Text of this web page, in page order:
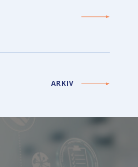
ARKIV